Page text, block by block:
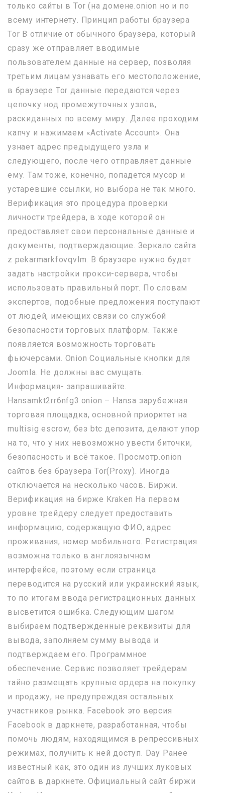
только сайты в Tor (на домене.onion но и по
всему интернету. Принцип работы браузера
Tor В отличие от обычного браузера, который
сразу же отправляет вводимые
пользователем данные на сервер, позволяя
третьим лицам узнавать его местоположение,
в браузере Tor данные передаются через
цепочку нод промежуточных узлов,
раскиданных по всему миру. Далее проходим
капчу и нажимаем «Activate Account». Она
узнает адрес предыдущего узла и
следующего, после чего отправляет данные
ему. Там тоже, конечно, попадется мусор и
устаревшие ссылки, но выбора не так много.
Верификация это процедура проверки
личности трейдера, в ходе которой он
предоставляет свои персональные данные и
документы, подтверждающие. Зеркало сайта
z pekarmarkfovqvlm. В браузере нужно будет
задать настройки прокси-сервера, чтобы
использовать правильный порт. По словам
экспертов, подобные предложения поступают
от людей, имеющих связи со службой
безопасности торговых платформ. Также
появляется возможность торговать
фьючерсами. Onion Социальные кнопки для
Joomla. Не должны вас смущать.
Информация- запрашивайте.
Hansamkt2rr6nfg3.onion – Hansa зарубежная
торговая площадка, основной приоритет на
multisig escrow, без btc депозита, делают упор
на то, что у них невозможно увести биточки,
безопасность и всё такое. Просмотр.onion
сайтов без браузера Tor(Proxy). Иногда
отключается на несколько часов. Биржи.
Верификация на бирже Kraken На первом
уровне трейдеру следует предоставить
информацию, содержащую ФИО, адрес
проживания, номер мобильного. Регистрация
возможна только в англоязычном
интерфейсе, поэтому если страница
переводится на русский или украинский язык,
то по итогам ввода регистрационных данных
высветится ошибка. Следующим шагом
выбираем подтвержденные реквизиты для
вывода, заполняем сумму вывода и
подтверждаем его. Программное
обеспечение. Сервис позволяет трейдерам
тайно размещать крупные ордера на покупку
и продажу, не предупреждая остальных
участников рынка. Facebook это версия
Facebook в даркнете, разработанная, чтобы
помочь людям, находящимся в репрессивных
режимах, получить к ней доступ. Day Ранее
известный как, это один из лучших луковых
сайтов в даркнете. Официальный сайт биржи